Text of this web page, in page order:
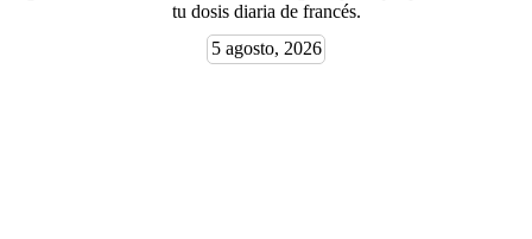
tu dosis diaria de francés.
5 agosto, 2026